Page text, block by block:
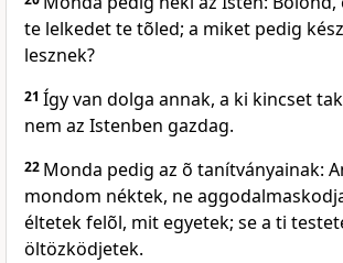
te lelkedet te tõled; a miket pedig
lesznek?
21 Így van dolga annak, a ki kincset
nem az Istenben gazdag.
22 Monda pedig az õ tanítványainak:
mondom néktek, ne
éltetek felõl, mit egyetek; se a ti
öltözködjetek.